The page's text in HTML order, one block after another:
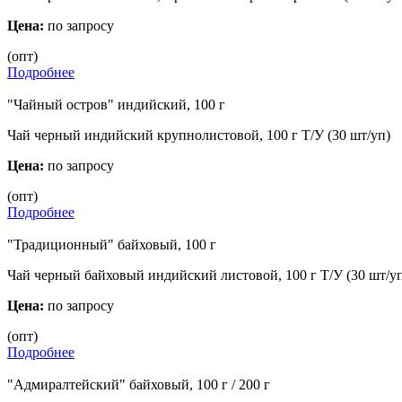
Цена: по запросу
(опт)
Подробнее
"Чайный остров" индийский, 100 г
Чай черный индийский крупнолистовой, 100 г Т/У (30 шт/уп)
Цена: по запросу
(опт)
Подробнее
"Традиционный" байховый, 100 г
Чай черный байховый индийский листовой, 100 г Т/У (30 шт/
Цена: по запросу
(опт)
Подробнее
"Адмиралтейский" байховый, 100 г / 200 г